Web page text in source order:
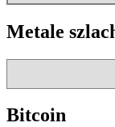
Metale
Bitcoin